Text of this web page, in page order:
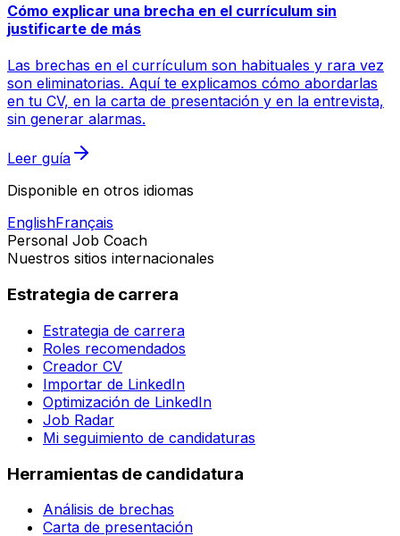
Cómo explicar una brecha en el currículum sin
justificarte de más
Las brechas en el currículum son habituales y rara vez
son eliminatorias. Aquí te explicamos cómo abordarlas
en tu CV, en la carta de presentación y en la entrevista,
sin generar alarmas.
Leer guía
Disponible en otros idiomas
EnglishFrançais
Personal Job Coach
Nuestros sitios internacionales
Estrategia de carrera
Estrategia de carrera
Roles recomendados
Creador CV
Importar de LinkedIn
Optimización de LinkedIn
Job Radar
Mi seguimiento de candidaturas
Herramientas de candidatura
Análisis de brechas
Carta de presentación